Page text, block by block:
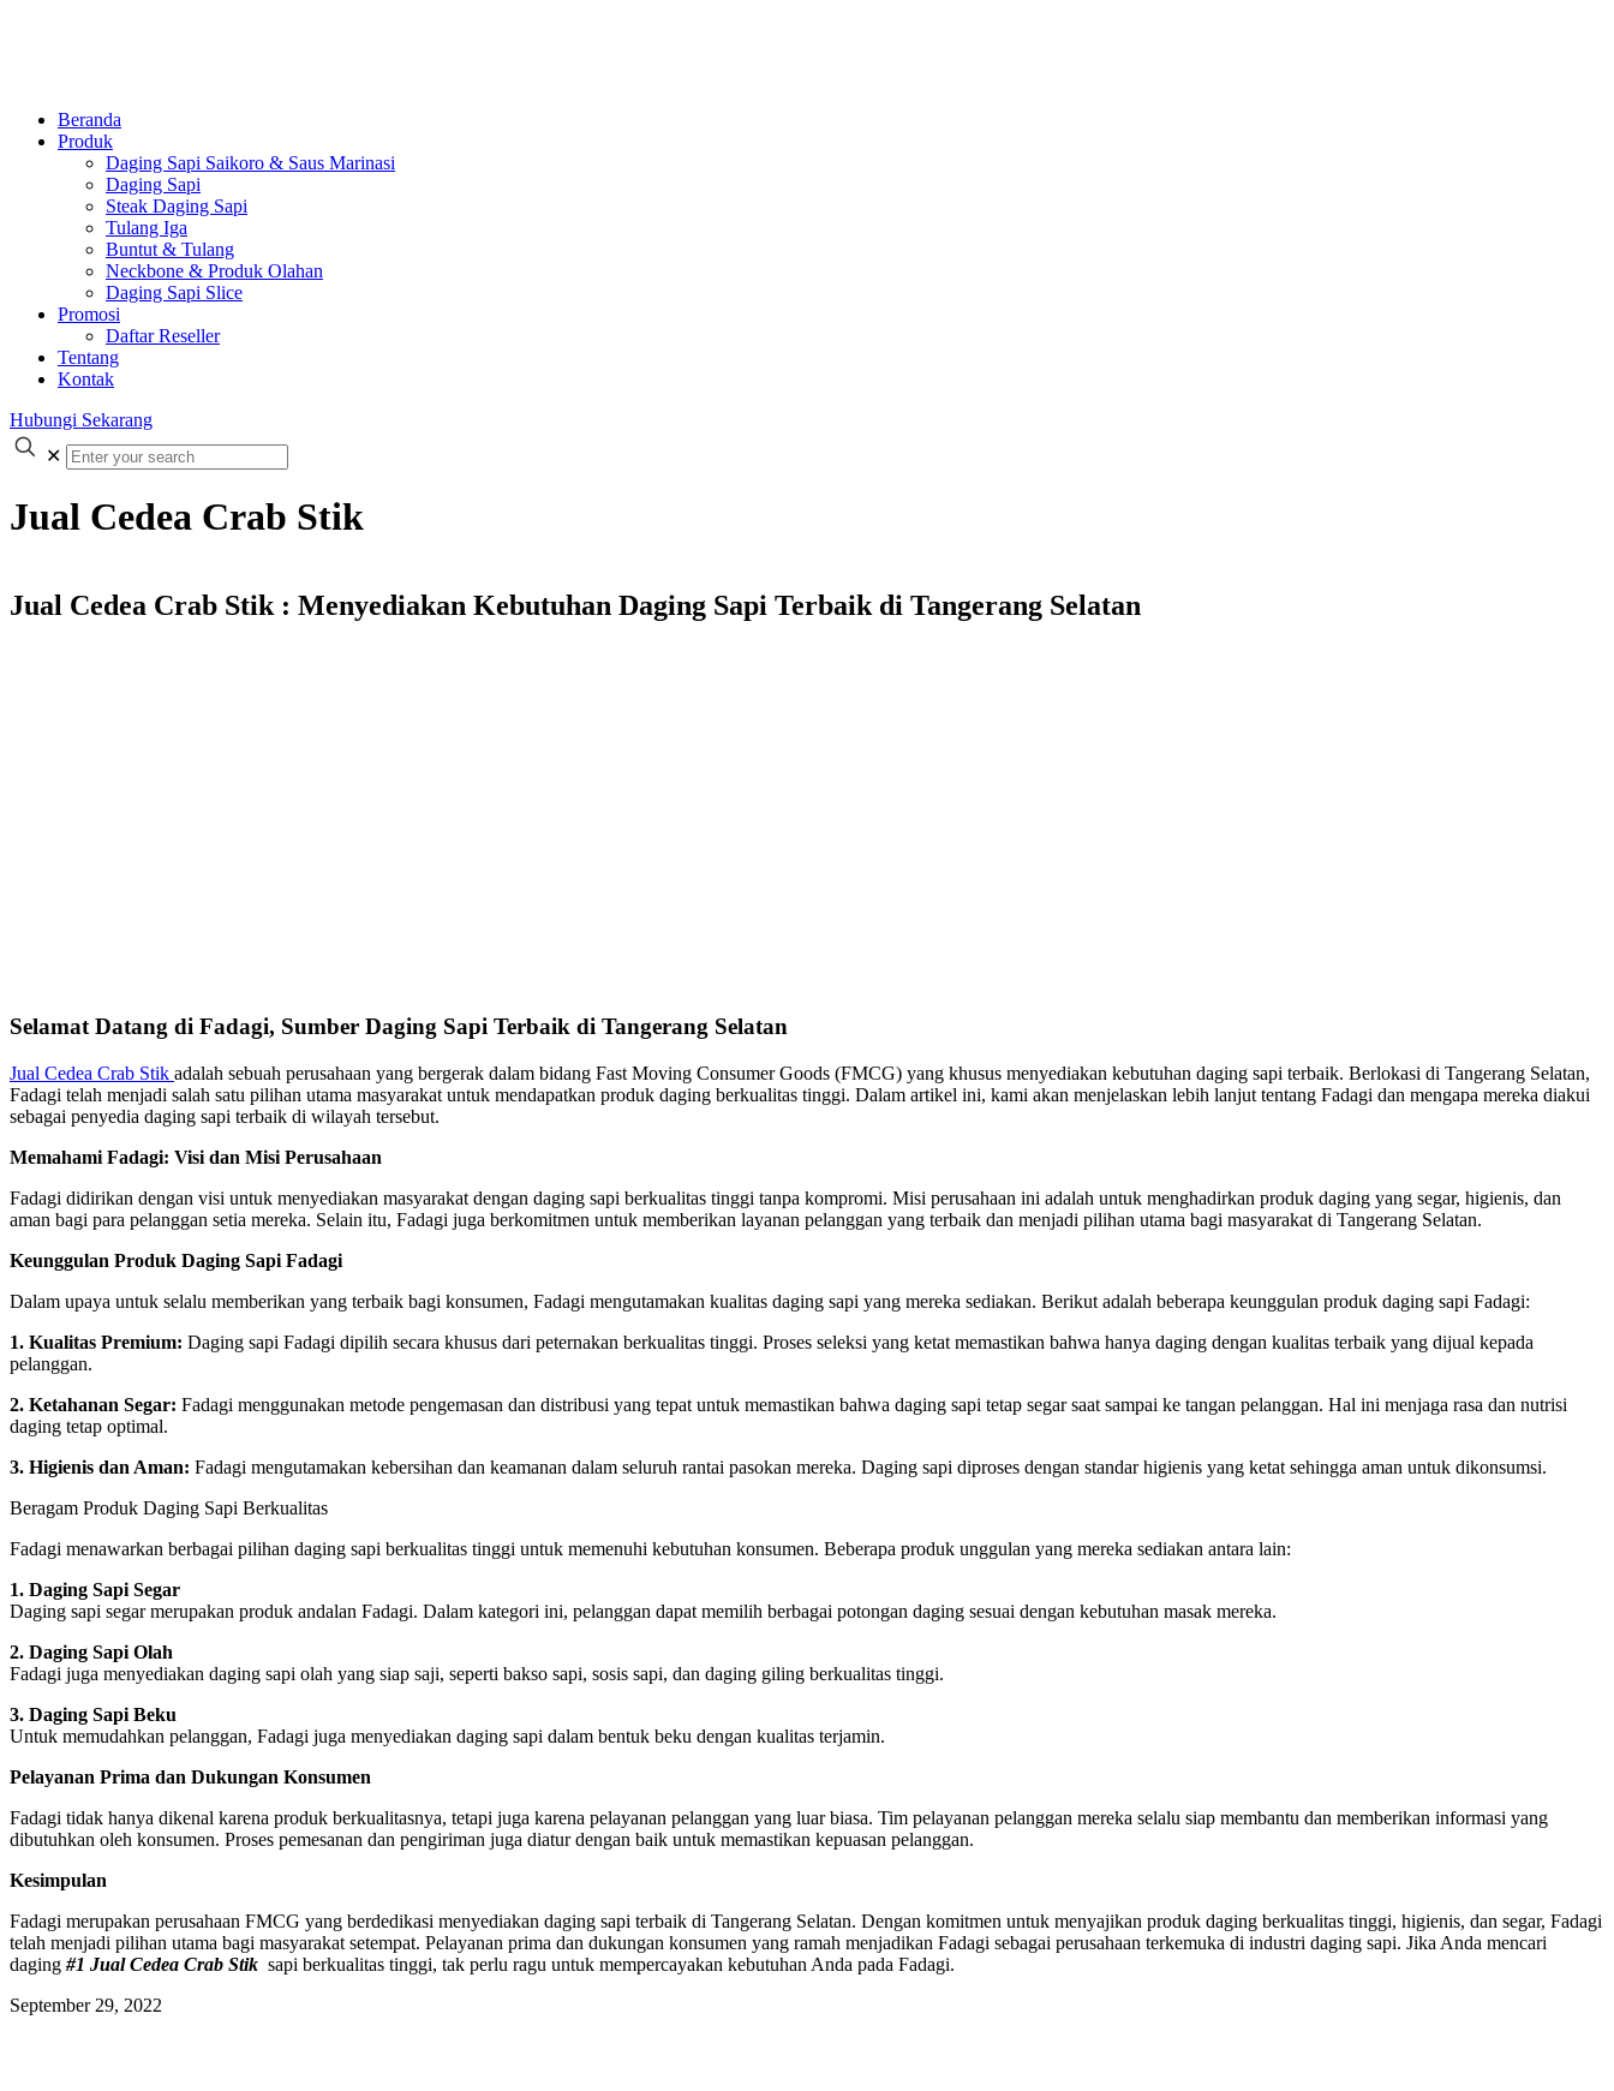
Beranda
Produk
Daging Sapi Saikoro & Saus Marinasi
Daging Sapi
Steak Daging Sapi
Tulang Iga
Buntut & Tulang
Neckbone & Produk Olahan
Daging Sapi Slice
Promosi
Daftar Reseller
Tentang
Kontak
Hubungi Sekarang
✕
Jual Cedea Crab Stik
Jual Cedea Crab Stik : Menyediakan Kebutuhan Daging Sapi Terbaik di Tangerang Selatan
Selamat Datang di Fadagi, Sumber Daging Sapi Terbaik di Tangerang Selatan
Jual Cedea Crab Stik adalah sebuah perusahaan yang bergerak dalam bidang Fast Moving Consumer Goods (FMCG) yang khusus menyediakan kebutuhan daging sapi terbaik. Berlokasi di Tangerang Selatan,
Fadagi telah menjadi salah satu pilihan utama masyarakat untuk mendapatkan produk daging berkualitas tinggi. Dalam artikel ini, kami akan menjelaskan lebih lanjut tentang Fadagi dan mengapa mereka diakui
sebagai penyedia daging sapi terbaik di wilayah tersebut.
Memahami Fadagi: Visi dan Misi Perusahaan
Fadagi didirikan dengan visi untuk menyediakan masyarakat dengan daging sapi berkualitas tinggi tanpa kompromi. Misi perusahaan ini adalah untuk menghadirkan produk daging yang segar, higienis, dan
aman bagi para pelanggan setia mereka. Selain itu, Fadagi juga berkomitmen untuk memberikan layanan pelanggan yang terbaik dan menjadi pilihan utama bagi masyarakat di Tangerang Selatan.
Keunggulan Produk Daging Sapi Fadagi
Dalam upaya untuk selalu memberikan yang terbaik bagi konsumen, Fadagi mengutamakan kualitas daging sapi yang mereka sediakan. Berikut adalah beberapa keunggulan produk daging sapi Fadagi:
1. Kualitas Premium: Daging sapi Fadagi dipilih secara khusus dari peternakan berkualitas tinggi. Proses seleksi yang ketat memastikan bahwa hanya daging dengan kualitas terbaik yang dijual kepada
pelanggan.
2. Ketahanan Segar: Fadagi menggunakan metode pengemasan dan distribusi yang tepat untuk memastikan bahwa daging sapi tetap segar saat sampai ke tangan pelanggan. Hal ini menjaga rasa dan nutrisi
daging tetap optimal.
3. Higienis dan Aman: Fadagi mengutamakan kebersihan dan keamanan dalam seluruh rantai pasokan mereka. Daging sapi diproses dengan standar higienis yang ketat sehingga aman untuk dikonsumsi.
Beragam Produk Daging Sapi Berkualitas
Fadagi menawarkan berbagai pilihan daging sapi berkualitas tinggi untuk memenuhi kebutuhan konsumen. Beberapa produk unggulan yang mereka sediakan antara lain:
1. Daging Sapi Segar
Daging sapi segar merupakan produk andalan Fadagi. Dalam kategori ini, pelanggan dapat memilih berbagai potongan daging sesuai dengan kebutuhan masak mereka.
2. Daging Sapi Olah
Fadagi juga menyediakan daging sapi olah yang siap saji, seperti bakso sapi, sosis sapi, dan daging giling berkualitas tinggi.
3. Daging Sapi Beku
Untuk memudahkan pelanggan, Fadagi juga menyediakan daging sapi dalam bentuk beku dengan kualitas terjamin.
Pelayanan Prima dan Dukungan Konsumen
Fadagi tidak hanya dikenal karena produk berkualitasnya, tetapi juga karena pelayanan pelanggan yang luar biasa. Tim pelayanan pelanggan mereka selalu siap membantu dan memberikan informasi yang
dibutuhkan oleh konsumen. Proses pemesanan dan pengiriman juga diatur dengan baik untuk memastikan kepuasan pelanggan.
Kesimpulan
Fadagi merupakan perusahaan FMCG yang berdedikasi menyediakan daging sapi terbaik di Tangerang Selatan. Dengan komitmen untuk menyajikan produk daging berkualitas tinggi, higienis, dan segar, Fadagi
telah menjadi pilihan utama bagi masyarakat setempat. Pelayanan prima dan dukungan konsumen yang ramah menjadikan Fadagi sebagai perusahaan terkemuka di industri daging sapi. Jika Anda mencari
daging #1 Jual Cedea Crab Stik sapi berkualitas tinggi, tak perlu ragu untuk mempercayakan kebutuhan Anda pada Fadagi.
September 29, 2022